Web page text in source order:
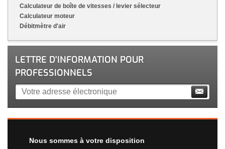
Calculateur de boîte de vitesses / levier sélecteur
Calculateur moteur
Débitmètre d'air
LETTRE D'INFORMATION POUR
PROFESSIONNELS
Nous sommes à votre disposition